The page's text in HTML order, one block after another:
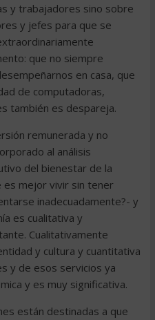
y trabajadores sino sobre
y jefes para que se
que no siempre
en casa, que
de computadoras,
también es despareja.
remunerada y no
al análisis
del bienestar de la
es mejor vivir sin tener
inadecuadamente?- y
es cualitativa y
Cualitativamente
y cultura y cuantitativa
y de esos servicios ya
y es muy significativa.
están destinadas a que